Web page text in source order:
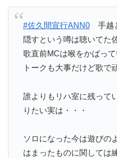
#佐久間宣行ANN0手越
隠すという噂は聴いてた
歌直前MCは喉をかばって
トークも大事だけど歌で
誰よりもリハ室に残っ
りたい実は・・・
ソロになった今は遊びの
はまったものに関して